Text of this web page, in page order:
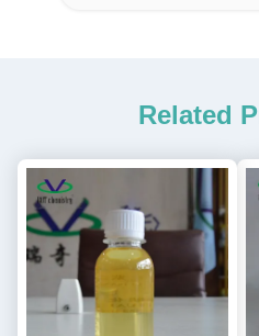
Related